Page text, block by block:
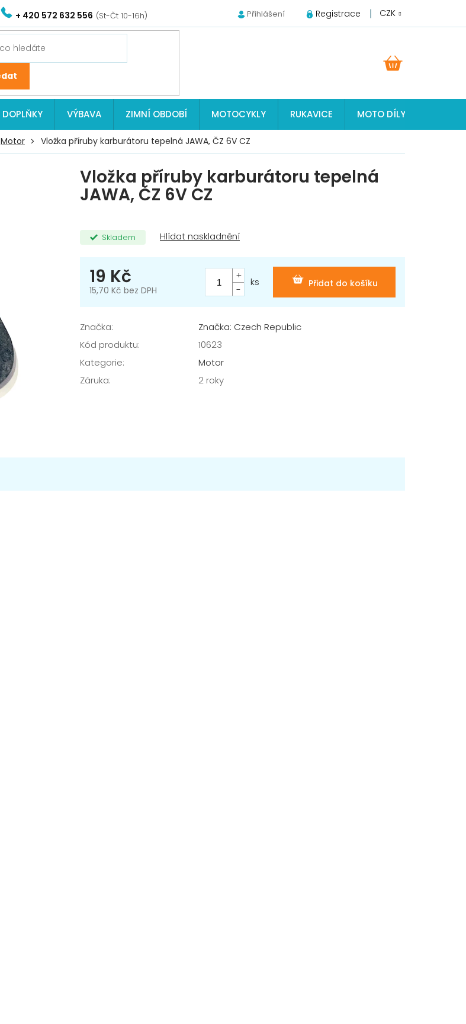
+ 420 572 632 556 CZK
Přihlášení Registrace
DOPLŇKY VÝBAVA ZIMNÍ OBDOBÍ MOTOCYKLY RUKAVICE MOTO DÍLY JAWA, ČZ,
Motor Vložka příruby karburátoru tepelná JAWA, ČZ 6V CZ
Vložka příruby karburátoru tepelná
JAWA, ČZ 6V CZ
Skladem
19 Kč
15,70 Kč bez DPH
Přidat do košíku
ks
Značka:
Značka: Czech Republic
Kód produktu:
10623
Kategorie:
Motor
Záruka: 2 roky